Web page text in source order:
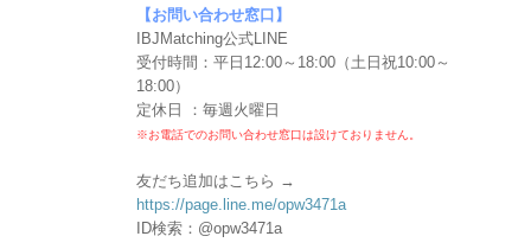
【お問い合わせ窓口】
IBJMatching公式LINE
受付時間：平日12:00～18:00（土日祝10:00～
18:00）
定休日 ：毎週火曜日
※お電話でのお問い合わせ窓口は設けておりません。
友だち追加はこちら →
https://page.line.me/opw3471a
ID検索：@opw3471a